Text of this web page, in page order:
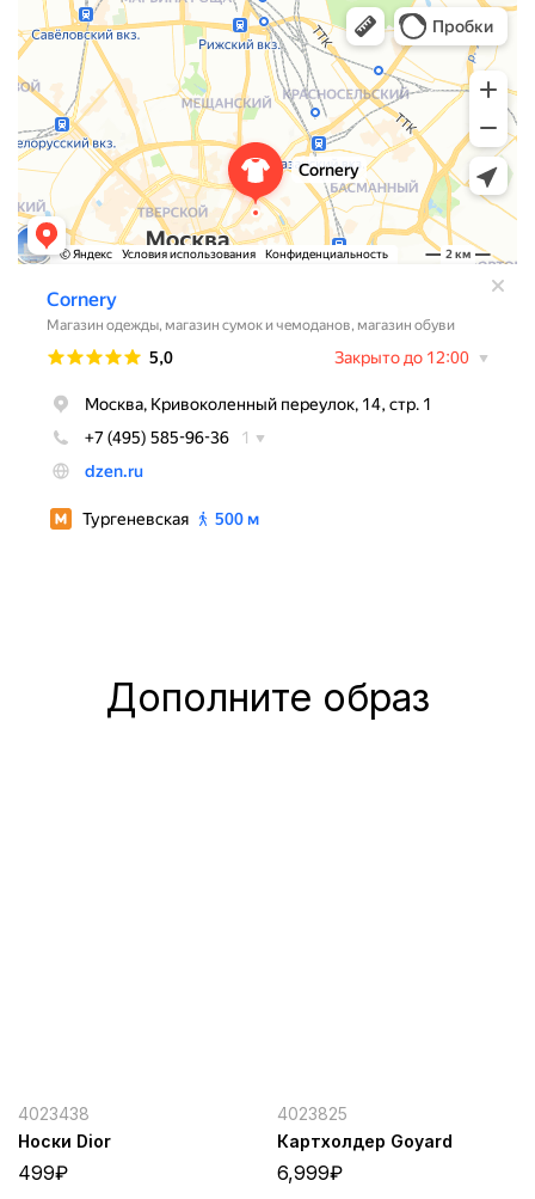
Дополните образ
4023438
Носки Dior
499₽
4023825
Картхолдер Goyard
6,999₽